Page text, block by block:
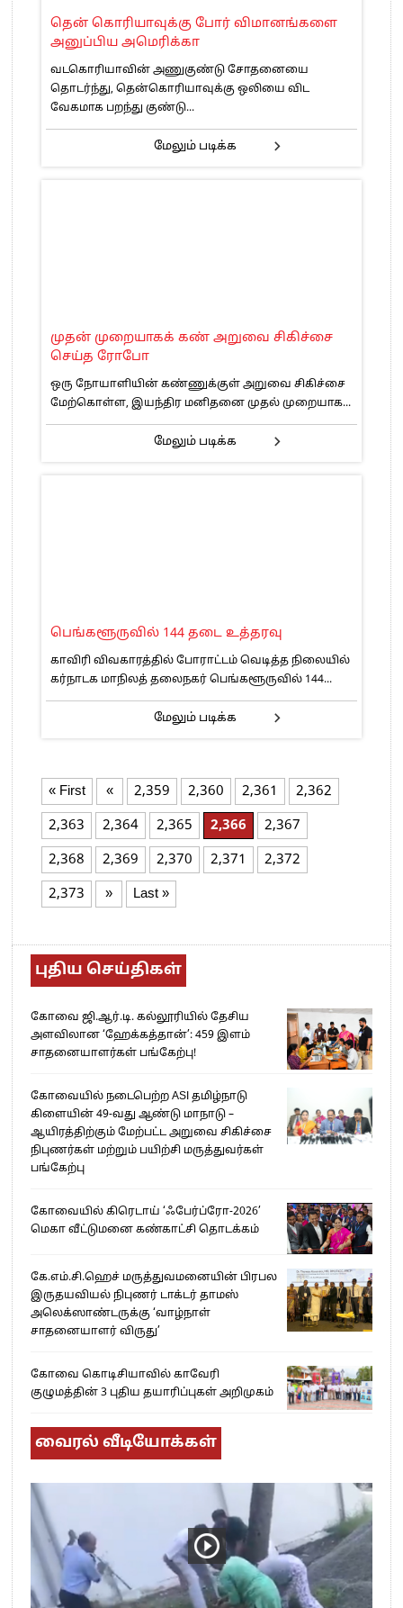
தென் கொரியாவுக்கு போர் விமானங்களை
அனுப்பிய அமெரிக்கா
வடகொரியாவின் அணுகுண்டு சோதனையை
தொடர்ந்து, தென்கொரியாவுக்கு ஒலியை விட
வேகமாக பறந்து குண்டு...
மேலும் படிக்க
முதன் முறையாகக் கண் அறுவை சிகிச்சை
செய்த ரோபோ
ஒரு நோயாளியின் கண்ணுக்குள் அறுவை சிகிச்சை
மேற்கொள்ள, இயந்திர மனிதனை முதல் முறையாக...
மேலும் படிக்க
பெங்களூருவில் 144 தடை உத்தரவு
காவிரி விவகாரத்தில் போராட்டம் வெடித்த நிலையில்
கர்நாடக மாநிலத் தலைநகர் பெங்களூருவில் 144...
மேலும் படிக்க
« First « 2,359 2,360 2,361
2,362
2,363
2,364 2,365 2,366
2,367
2,368
2,369 2,370 2,371
2,372
2,373
» Last »
புதிய செய்திகள்
கோவை ஜி.ஆர்.டி. கல்லூரியில் தேசிய
அளவிலான ‘ஹேக்கத்தான்’: 459 இளம்
சாதனையாளர்கள் பங்கேற்பு!
கோவையில் நடைபெற்ற ASI தமிழ்நாடு
கிளையின் 49-வது ஆண்டு மாநாடு –
ஆயிரத்திற்கும் மேற்பட்ட அறுவை சிகிச்சை
நிபுணர்கள் மற்றும் பயிற்சி மருத்துவர்கள்
பங்கேற்பு
கோவையில் கிரெடாய் ‘ஃபேர்ப்ரோ-2026’
மெகா வீட்டுமனை கண்காட்சி தொடக்கம்
கே.எம்.சி.ஹெச் மருத்துவமனையின் பிரபல
இருதயவியல் நிபுணர் டாக்டர் தாமஸ்
அலெக்ஸாண்டருக்கு ‘வாழ்நாள்
சாதனையாளர் விருது’
கோவை கொடிசியாவில் காவேரி
குழுமத்தின் 3 புதிய தயாரிப்புகள் அறிமுகம்
வைரல் வீடியோக்கள்